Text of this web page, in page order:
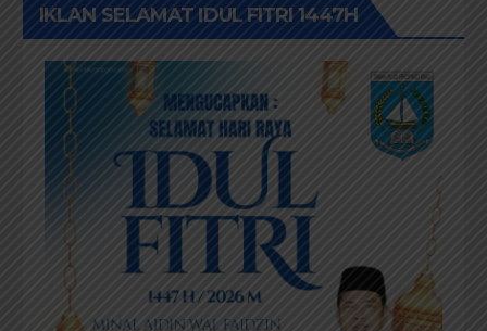
IKLAN SELAMAT IDUL FITRI 1447H